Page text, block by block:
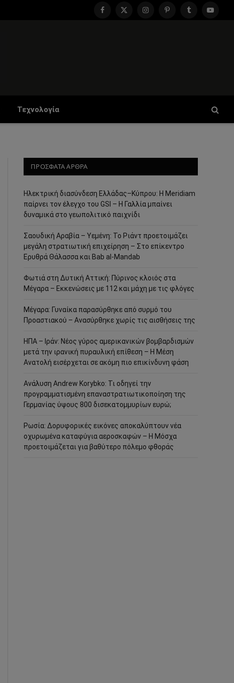
Facebook
X
InstagramPinterestTumblr
Τεχνολογία
ΠΡΟΣΦΑΤΑ ΑΡΘΡΑ
Ηλεκτρική διασύνδεση Ελλάδας–Κύπρου: Η Meridiam
παίρνει τον έλεγχο του GSI – Η Γαλλία μπαίνει
δυναμικά στο γεωπολιτικό παιχνίδι
Σαουδική Αραβία – Υεμένη: Το Ριάντ προετοιμάζει
μεγάλη στρατιωτική επιχείρηση – Στο επίκεντρο
Ερυθρά Θάλασσα και Bab al-Mandab
Φωτιά στη Δυτική Αττική: Πύρινος κλοιός στα
Μέγαρα – Εκκενώσεις με 112 και μάχη με τις φλόγες
Μέγαρα: Γυναίκα παρασύρθηκε από συρμό του
Προαστιακού – Ανασύρθηκε χωρίς τις αισθήσεις της
ΗΠΑ – Ιράν: Νέος γύρος αμερικανικών βομβαρδισμών
μετά την ιρανική πυραυλική επίθεση – Η Μέση
Ανατολή εισέρχεται σε ακόμη πιο επικίνδυνη φάση
Ανάλυση Andrew Korybko: Τι οδηγεί την
προγραμματισμένη επαναστρατιωτικοποίηση της
Γερμανίας ύψους 800 δισεκατομμυρίων ευρώ;
Ρωσία: Δορυφορικές εικόνες αποκαλύπτουν νέα
οχυρωμένα καταφύγια αεροσκαφών – Η Μόσχα
προετοιμάζεται για βαθύτερο πόλεμο φθοράς